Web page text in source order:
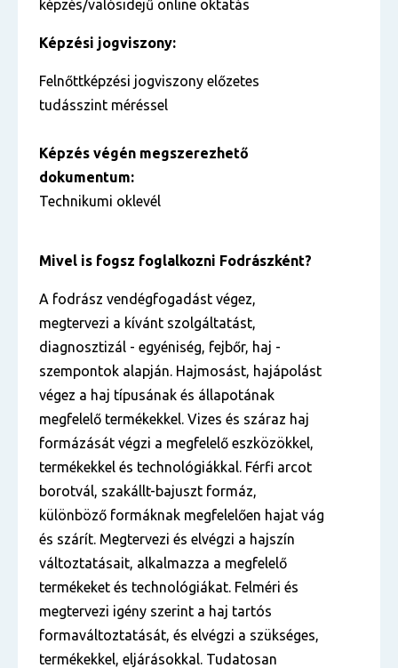
képzés/valósidejű online oktatás
Képzési jogviszony:
Felnőttképzési jogviszony előzetes
tudásszint méréssel
Képzés végén megszerezhető
dokumentum:
Technikumi oklevél
Mivel is fogsz foglalkozni Fodrászként?
A fodrász vendégfogadást végez,
megtervezi a kívánt szolgáltatást,
diagnosztizál - egyéniség, fejbőr, haj -
szempontok alapján. Hajmosást, hajápolást
végez a haj típusának és állapotának
megfelelő termékekkel. Vizes és száraz haj
formázását végzi a megfelelő eszközökkel,
termékekkel és technológiákkal. Férfi arcot
borotvál, szakállt-bajuszt formáz,
különböző formáknak megfelelően hajat vág
és szárít. Megtervezi és elvégzi a hajszín
változtatásait, alkalmazza a megfelelő
termékeket és technológiákat. Felméri és
megtervezi igény szerint a haj tartós
formaváltoztatását, és elvégzi a szükséges,
termékekkel, eljárásokkal. Tudatosan